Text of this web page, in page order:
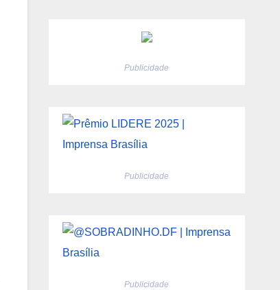
Publicidade
Publicidade
Publicidade